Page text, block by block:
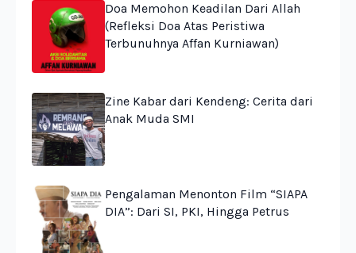
Doa Memohon Keadilan Dari Allah
(Refleksi Doa Atas Peristiwa
Terbunuhnya Affan Kurniawan)
Zine Kabar dari Kendeng: Cerita dari
Anak Muda SMI
Pengalaman Menonton Film “SIAPA
DIA”: Dari SI, PKI, Hingga Petrus